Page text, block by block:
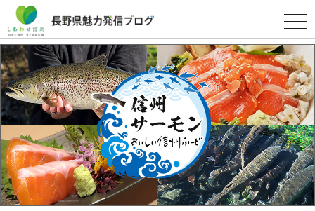
t
o
g
l
e
n
a
v
i
g
a
t
i
o
n